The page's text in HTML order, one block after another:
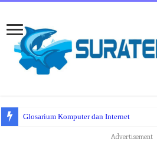
Glosarium Komputer dan Internet
Advertisement